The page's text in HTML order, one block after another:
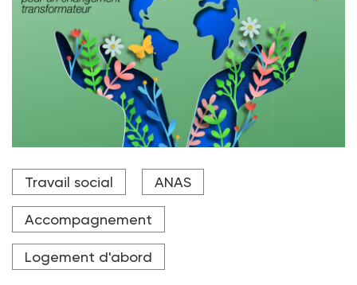
Affiche « Buen Vivir » pour la journée mondiale du
travail social © l'IFSW-International Federation of
Travail social ANAS
Accompagnement
Logement d'abord